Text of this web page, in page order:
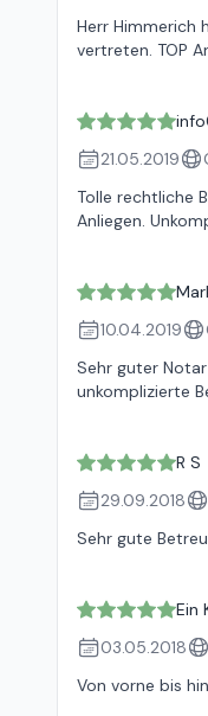
Herr Himmerich
vertreten. TOP
21.05.2019
Tolle rechtliche
Anliegen.
10.04.2019
Sehr guter
unkomplizierte
R S
29.09.2018
Sehr gute
Ein
03.05.2018
Von vorne bis